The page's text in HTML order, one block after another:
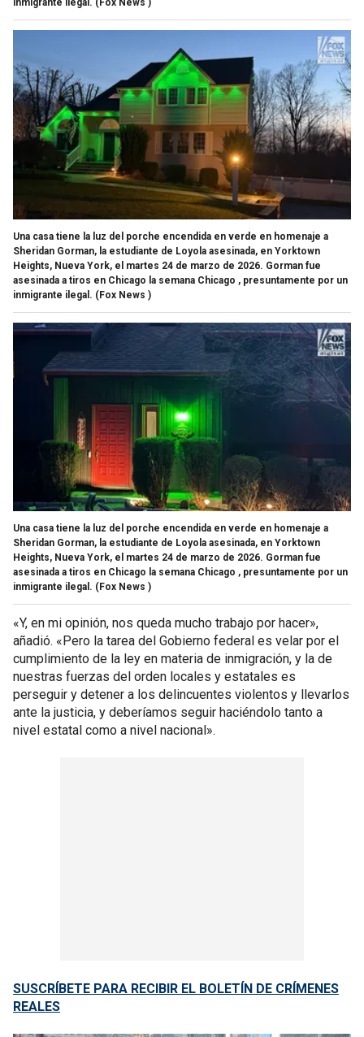
Una casa tiene la luz del porche encendida en verde en homenaje a
Sheridan Gorman, la estudiante de Loyola asesinada, en Yorktown
Heights, Nueva York, el martes 24 de marzo de 2026. Gorman fue
asesinada a tiros en Chicago la semana Chicago , presuntamente por un
inmigrante ilegal. (Fox News )
Una casa tiene la luz del porche encendida en verde en homenaje a
Sheridan Gorman, la estudiante de Loyola asesinada, en Yorktown
Heights, Nueva York, el martes 24 de marzo de 2026. Gorman fue
asesinada a tiros en Chicago la semana Chicago , presuntamente por un
inmigrante ilegal. (Fox News )
«Y, en mi opinión, nos queda mucho trabajo por hacer»,
añadió. «Pero la tarea del Gobierno federal es velar por el
cumplimiento de la ley en materia de inmigración, y la de
nuestras fuerzas del orden locales y estatales es
perseguir y detener a los delincuentes violentos y llevarlos
ante la justicia, y deberíamos seguir haciéndolo tanto a
nivel estatal como a nivel nacional».
SUSCRÍBETE PARA RECIBIR EL BOLETÍN DE CRÍMENES
REALES